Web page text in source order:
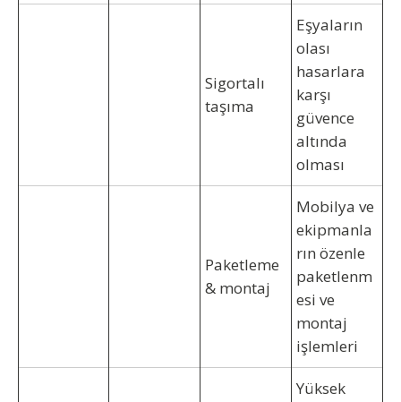
Sigortalı
taşıma
Eşyaların
olası
hasarlara
karşı
güvence
altında
olması
Paketleme
& montaj
Mobilya ve
ekipmanla
rın özenle
paketlenm
esi ve
montaj
işlemleri
Yüksek